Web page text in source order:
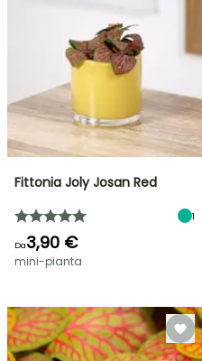
Fittonia Joly Josan Red
1
Da3,90 €
mini-pianta